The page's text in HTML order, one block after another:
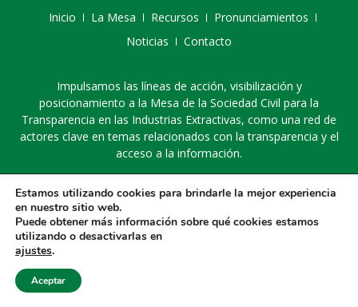
Inicio La Mesa Recursos
Pronunciamientos
Noticias
Contacto
Impulsamos las líneas de acción, visibilización y
posicionamiento a la Mesa de la Sociedad Civil para la
Transparencia en las Industrias Extractivas, como una red de
actores clave en temas relacionados con la transparencia y el
acceso a la información.
Estamos utilizando cookies para brindarle la mejor experiencia
en nuestro sitio web.
Puede obtener más información sobre qué cookies estamos
utilizando o desactivarlas en
ajustes.
Aceptar